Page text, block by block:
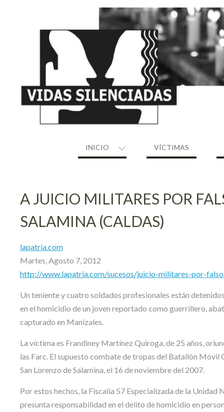
INICIO VÍCTIMAS
A JUICIO MILITARES POR
SALAMINA (CALDAS)
lapatria.com
Martes, Agosto 7, 2012
http://www.lapatria.com/sucesos/juicio-militares-por-
Un teniente y cuatro soldados profesionales están
en el homicidio de un joven reportado como guerrillero,
capturado en Manizales.
La víctima es Frandiney Martínez Quiroga, de 25 años,
las Farc. El supuesto combate de tropas del Batallón
San Lorenzo de Salamina, el 16 de noviembre del 2007.
Por estos hechos, la Fiscalía 57 Especializada de la
presunta responsabilidad en el delito de homicidio en